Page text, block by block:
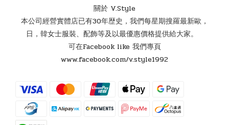
關於 V.Style
本公司經營實體店已有30年歴史，我們每星期搜羅最新歐，
日，韓女士服裝、配飾等及以最優惠價格提供給大家。
可在Facebook like 我們專頁
www.facebook.com/v.style1992